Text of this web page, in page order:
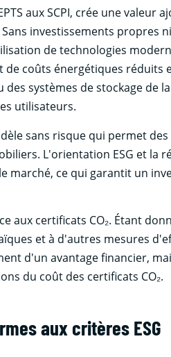
aux SCPI, crée une valeur
investissements propres
de technologies
de coûts énergétiques réduits
systèmes de stockage de
utilisateurs.
sans risque qui permet
L'orientation ESG et la
marché, ce qui garantit un
aux certificats CO₂. Étant
et à d'autres mesures
d'un avantage financier,
du coût des certificats CO₂.
aux critères ESG